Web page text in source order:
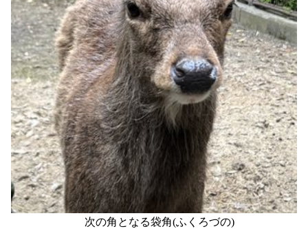
次の角となる袋角(ふくろづの)